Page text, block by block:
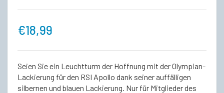
€18,99
Seien Sie ein Leuchtturm der Hoffnung mit der Olympian-
Lackierung für den RSI Apollo dank seiner auffälligen
silbernen und blauen Lackierung. Nur für Mitglieder des